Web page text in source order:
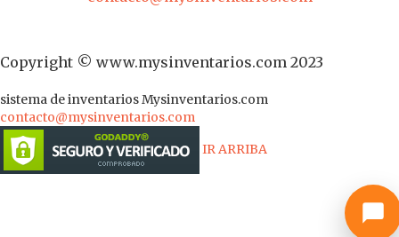
Copyright © www.mysinventarios.com 2023
sistema de inventariosMysinventarios.com
contacto@mysinventarios.com
IR ARRIBA